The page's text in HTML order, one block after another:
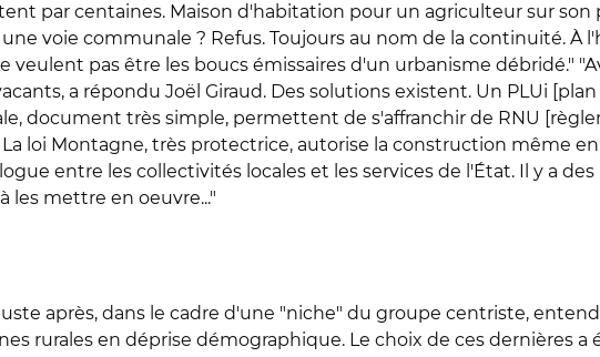
par centaines. Maison d'habitation pour un agriculteur sur son
voie communale ? Refus. Toujours au nom de la continuité. À
pas être les boucs émissaires d'un urbanisme débridé."
a répondu Joël Giraud. Des solutions existent. Un PLUi
document très simple, permettent de s'affranchir de RNU
loi Montagne, très protectrice, autorise la construction même
entre les collectivités locales et les services de l'État. Il y a
les mettre en oeuvre..."
après, dans le cadre d'une "niche" du groupe centriste,
rurales en déprise démographique. Le choix de ces dernières a